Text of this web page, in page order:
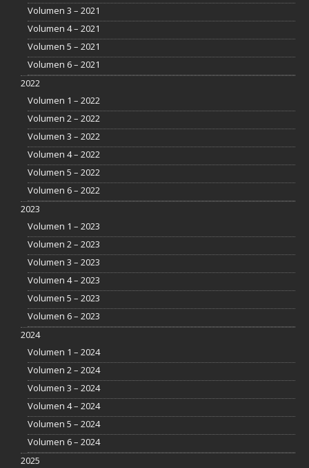
Volumen 3 – 2021
Volumen 4 – 2021
Volumen 5 – 2021
Volumen 6 – 2021
2022
Volumen 1 – 2022
Volumen 2 – 2022
Volumen 3 – 2022
Volumen 4 – 2022
Volumen 5 – 2022
Volumen 6 – 2022
2023
Volumen 1 – 2023
Volumen 2 – 2023
Volumen 3 – 2023
Volumen 4 – 2023
Volumen 5 – 2023
Volumen 6 – 2023
2024
Volumen 1 – 2024
Volumen 2 – 2024
Volumen 3 – 2024
Volumen 4 – 2024
Volumen 5 – 2024
Volumen 6 – 2024
2025